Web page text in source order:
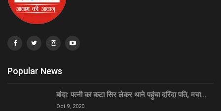
Popular News
बांदा: पत्नी का कटा सिर लेकर थाने पहुंचा दरिंदा पति, मचा…
Oct 9, 2020